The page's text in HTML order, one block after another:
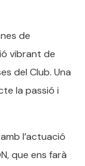
de
vibrant de
del Club. Una
la passió i
l’actuació
que ens farà